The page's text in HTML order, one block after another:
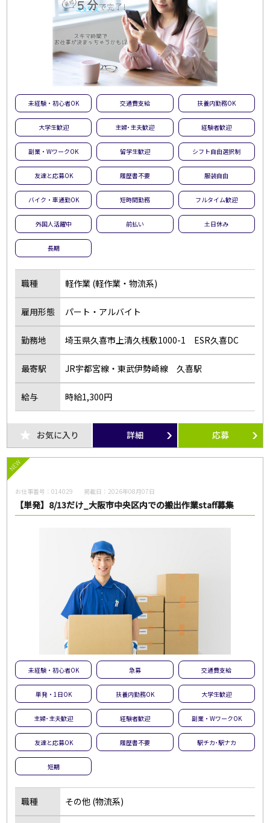
未経験・初心者OK 交通費支給 扶養内勤務OK
大学生歓迎 主婦･主夫歓迎 経験者歓迎
副業・WワークOK 留学生歓迎 シフト自由選択制
友達と応募OK 履歴書不要 服装自由
バイク・車通勤OK 短時間勤務 フルタイム歓迎
外国人活躍中 前払い 土日休み
長期
職種 軽作業 (軽作業・物流系)
雇用形態 パート・アルバイト
勤務地 埼玉県久喜市上清久桟敷1000-1 ESR久喜DC
最寄駅 JR宇都宮線・東武伊勢崎線 久喜駅
給与 時給1,300円
お気に入り 詳細 応募
NEW
お仕事番号：014029 掲載日： 2026年08月07日
【単発】8/13だけ_大阪市中央区内での搬出作業staff募集
未経験・初心者OK 急募 交通費支給
単発・1日OK 扶養内勤務OK 大学生歓迎
主婦･主夫歓迎 経験者歓迎 副業・WワークOK
友達と応募OK 履歴書不要 駅チカ･駅ナカ
短期
職種 その他 (物流系)